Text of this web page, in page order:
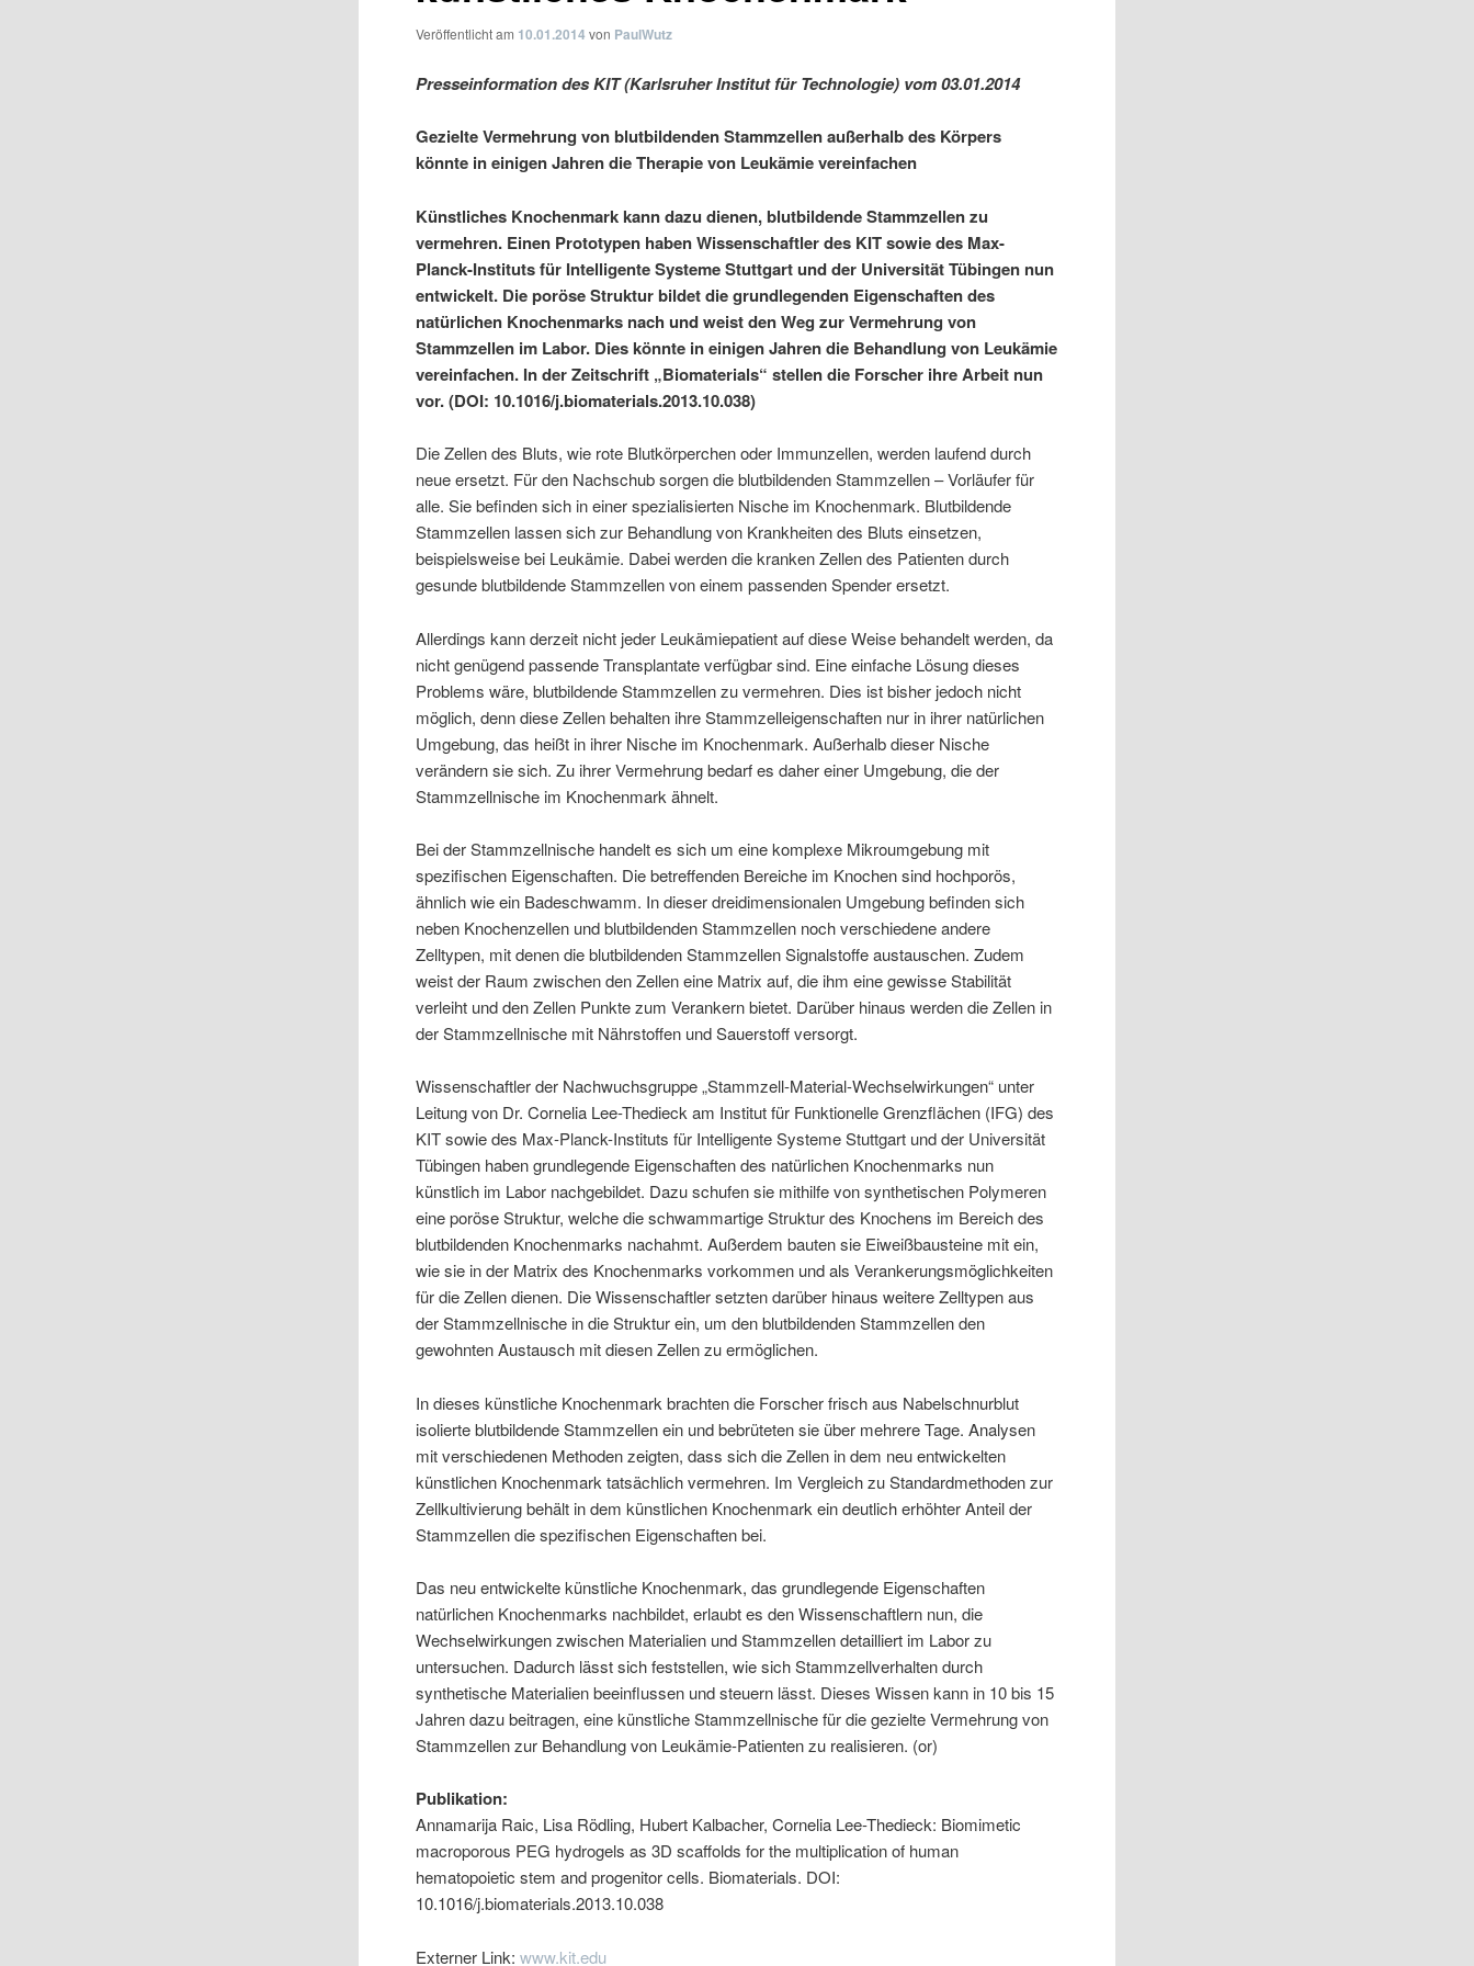
Veröffentlicht am 10.01.2014 von PaulWutz
Presseinformation des KIT (Karlsruher Institut für Technologie) vom 03.01.2014
Gezielte Vermehrung von blutbildenden Stammzellen außerhalb des Körpers
könnte in einigen Jahren die Therapie von Leukämie vereinfachen
Künstliches Knochenmark kann dazu dienen, blutbildende Stammzellen zu
vermehren. Einen Prototypen haben Wissenschaftler des KIT sowie des Max-
Planck-Instituts für Intelligente Systeme Stuttgart und der Universität Tübingen nun
entwickelt. Die poröse Struktur bildet die grundlegenden Eigenschaften des
natürlichen Knochenmarks nach und weist den Weg zur Vermehrung von
Stammzellen im Labor. Dies könnte in einigen Jahren die Behandlung von Leukämie
vereinfachen. In der Zeitschrift „Biomaterials“ stellen die Forscher ihre Arbeit nun
vor. (DOI: 10.1016/j.biomaterials.2013.10.038)
Die Zellen des Bluts, wie rote Blutkörperchen oder Immunzellen, werden laufend durch
neue ersetzt. Für den Nachschub sorgen die blutbildenden Stammzellen – Vorläufer für
alle. Sie befinden sich in einer spezialisierten Nische im Knochenmark. Blutbildende
Stammzellen lassen sich zur Behandlung von Krankheiten des Bluts einsetzen,
beispielsweise bei Leukämie. Dabei werden die kranken Zellen des Patienten durch
gesunde blutbildende Stammzellen von einem passenden Spender ersetzt.
Allerdings kann derzeit nicht jeder Leukämiepatient auf diese Weise behandelt werden, da
nicht genügend passende Transplantate verfügbar sind. Eine einfache Lösung dieses
Problems wäre, blutbildende Stammzellen zu vermehren. Dies ist bisher jedoch nicht
möglich, denn diese Zellen behalten ihre Stammzelleigenschaften nur in ihrer natürlichen
Umgebung, das heißt in ihrer Nische im Knochenmark. Außerhalb dieser Nische
verändern sie sich. Zu ihrer Vermehrung bedarf es daher einer Umgebung, die der
Stammzellnische im Knochenmark ähnelt.
Bei der Stammzellnische handelt es sich um eine komplexe Mikroumgebung mit
spezifischen Eigenschaften. Die betreffenden Bereiche im Knochen sind hochporös,
ähnlich wie ein Badeschwamm. In dieser dreidimensionalen Umgebung befinden sich
neben Knochenzellen und blutbildenden Stammzellen noch verschiedene andere
Zelltypen, mit denen die blutbildenden Stammzellen Signalstoffe austauschen. Zudem
weist der Raum zwischen den Zellen eine Matrix auf, die ihm eine gewisse Stabilität
verleiht und den Zellen Punkte zum Verankern bietet. Darüber hinaus werden die Zellen in
der Stammzellnische mit Nährstoffen und Sauerstoff versorgt.
Wissenschaftler der Nachwuchsgruppe „Stammzell-Material-Wechselwirkungen“ unter
Leitung von Dr. Cornelia Lee-Thedieck am Institut für Funktionelle Grenzflächen (IFG) des
KIT sowie des Max-Planck-Instituts für Intelligente Systeme Stuttgart und der Universität
Tübingen haben grundlegende Eigenschaften des natürlichen Knochenmarks nun
künstlich im Labor nachgebildet. Dazu schufen sie mithilfe von synthetischen Polymeren
eine poröse Struktur, welche die schwammartige Struktur des Knochens im Bereich des
blutbildenden Knochenmarks nachahmt. Außerdem bauten sie Eiweißbausteine mit ein,
wie sie in der Matrix des Knochenmarks vorkommen und als Verankerungsmöglichkeiten
für die Zellen dienen. Die Wissenschaftler setzten darüber hinaus weitere Zelltypen aus
der Stammzellnische in die Struktur ein, um den blutbildenden Stammzellen den
gewohnten Austausch mit diesen Zellen zu ermöglichen.
In dieses künstliche Knochenmark brachten die Forscher frisch aus Nabelschnurblut
isolierte blutbildende Stammzellen ein und bebrüteten sie über mehrere Tage. Analysen
mit verschiedenen Methoden zeigten, dass sich die Zellen in dem neu entwickelten
künstlichen Knochenmark tatsächlich vermehren. Im Vergleich zu Standardmethoden zur
Zellkultivierung behält in dem künstlichen Knochenmark ein deutlich erhöhter Anteil der
Stammzellen die spezifischen Eigenschaften bei.
Das neu entwickelte künstliche Knochenmark, das grundlegende Eigenschaften
natürlichen Knochenmarks nachbildet, erlaubt es den Wissenschaftlern nun, die
Wechselwirkungen zwischen Materialien und Stammzellen detailliert im Labor zu
untersuchen. Dadurch lässt sich feststellen, wie sich Stammzellverhalten durch
synthetische Materialien beeinflussen und steuern lässt. Dieses Wissen kann in 10 bis 15
Jahren dazu beitragen, eine künstliche Stammzellnische für die gezielte Vermehrung von
Stammzellen zur Behandlung von Leukämie-Patienten zu realisieren. (or)
Publikation:
Annamarija Raic, Lisa Rödling, Hubert Kalbacher, Cornelia Lee-Thedieck: Biomimetic
macroporous PEG hydrogels as 3D scaffolds for the multiplication of human
hematopoietic stem and progenitor cells. Biomaterials. DOI:
10.1016/j.biomaterials.2013.10.038
Externer Link:www.kit.edu